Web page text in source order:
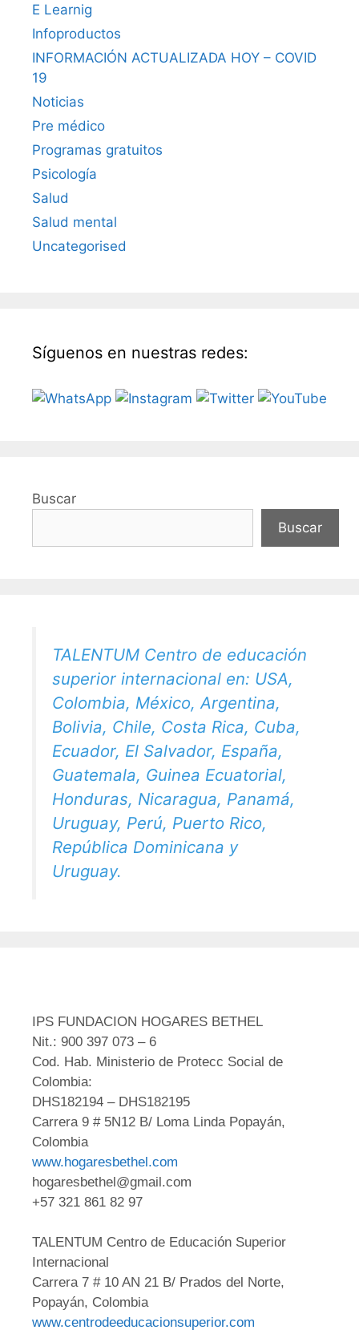
E Learnig
Infoproductos
INFORMACIÓN ACTUALIZADA HOY – COVID
19
Noticias
Pre médico
Programas gratuitos
Psicología
Salud
Salud mental
Uncategorised
Síguenos en nuestras redes:
Buscar
Buscar
TALENTUM Centro de educación
superior internacional en: USA,
Colombia, México, Argentina,
Bolivia, Chile, Costa Rica, Cuba,
Ecuador, El Salvador, España,
Guatemala, Guinea Ecuatorial,
Honduras, Nicaragua, Panamá,
Uruguay, Perú, Puerto Rico,
República Dominicana y
Uruguay.
IPS FUNDACION HOGARES BETHEL
Nit.: 900 397 073 – 6
Cod. Hab. Ministerio de Protecc Social de
Colombia:
DHS182194 – DHS182195
Carrera 9 # 5N12 B/ Loma Linda Popayán,
Colombia
www.hogaresbethel.com
hogaresbethel@gmail.com
+57 321 861 82 97
TALENTUM Centro de Educación Superior
Internacional
Carrera 7 # 10 AN 21 B/ Prados del Norte,
Popayán, Colombia
www.centrodeeducacionsuperior.com